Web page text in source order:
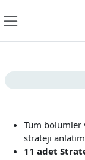
Bölüm
Tüm bölümler
strateji
11 adet